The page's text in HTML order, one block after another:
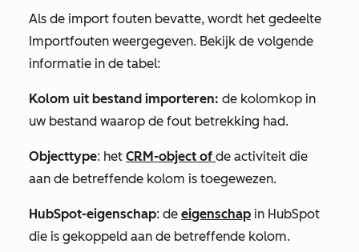
Als de import fouten bevatte, wordt het gedeelte
Importfouten weergegeven. Bekijk de volgende
informatie in de tabel:
Kolom uit bestand importeren: de kolomkop in
uw bestand waarop de fout betrekking had.
Objecttype: het CRM-object of de activiteit die
aan de betreffende kolom is toegewezen.
HubSpot-eigenschap: de eigenschap in HubSpot
die is gekoppeld aan de betreffende kolom.